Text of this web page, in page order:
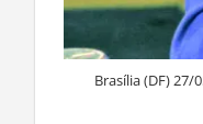
Brasília (DF)